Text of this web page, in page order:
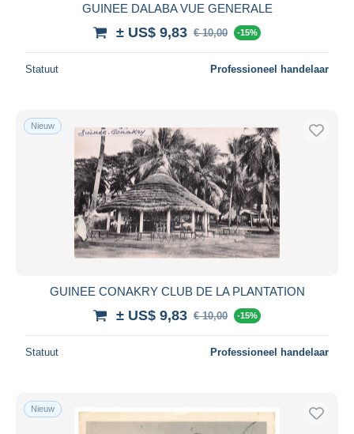
GUINEE DALABA VUE GENERALE
± US$ 9,83 € 10,00 -15%
Statuut Professioneel handelaar
Nieuw
GUINEE CONAKRY CLUB DE LA PLANTATION
± US$ 9,83 € 10,00 -15%
Statuut Professioneel handelaar
Nieuw